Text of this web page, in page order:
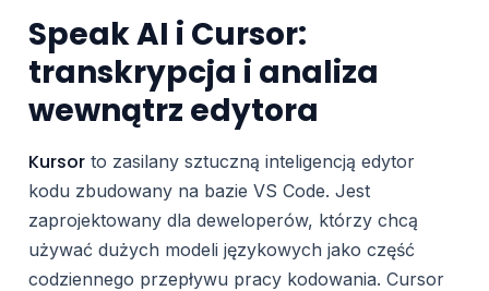
Speak AI i Cursor:
transkrypcja i analiza
wewnątrz edytora
Kursor to zasilany sztuczną inteligencją edytor
kodu zbudowany na bazie VS Code. Jest
zaprojektowany dla deweloperów, którzy chcą
używać dużych modeli językowych jako część
codziennego przepływu pracy kodowania. Cursor